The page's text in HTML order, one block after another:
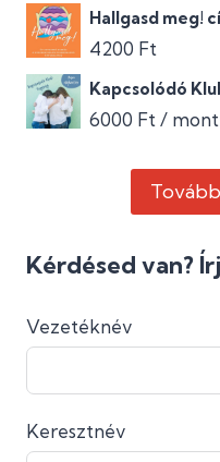
Hallgasd meg!
4200 Ft
Kapcsolódó
6000 Ft /
Kérdésed van?
Vezetéknév
Keresztnév